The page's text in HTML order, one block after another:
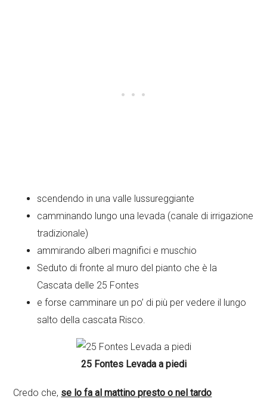
scendendo in una valle lussureggiante
camminando lungo una levada (canale di irrigazione
tradizionale)
ammirando alberi magnifici e muschio
Seduto di fronte al muro del pianto che è la
Cascata delle 25 Fontes
e forse camminare un po’ di più per vedere il lungo
salto della cascata Risco.
25 Fontes Levada a piedi
Credo che, se lo fa al mattino presto o nel tardo